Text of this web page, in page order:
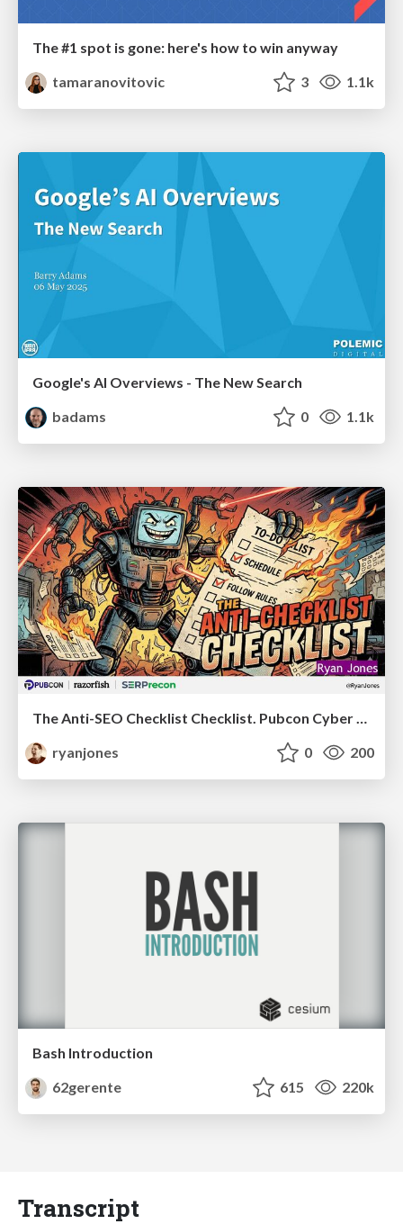
The #1 spot is gone: here's how to win anyway
tamaranovitovic
3 1.1k
Google's AI Overviews - The New Search
badams
0 1.1k
ryanjones
0 200
Bash Introduction
62gerente
615 220k
Transcript